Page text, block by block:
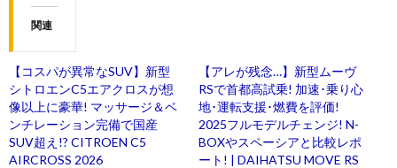
関連
【コスパが異常なSUV】新型
シトロエンC5エアクロスが想
像以上に豪華! マッサージ＆ベ
ンチレーション完備で国産
SUV超え!? CITROEN C5
AIRCROSS 2026
【アレが残念…】新型ムーヴ
RSで首都高試乗! 加速･乗り心
地･運転支援･燃費を評価!
2025フルモデルチェンジ! N-
BOXやスペーシアと比較レポ
ート! | DAIHATSU MOVE RS